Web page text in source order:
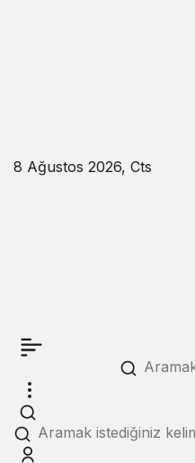
8 Ağustos 2026, Cts